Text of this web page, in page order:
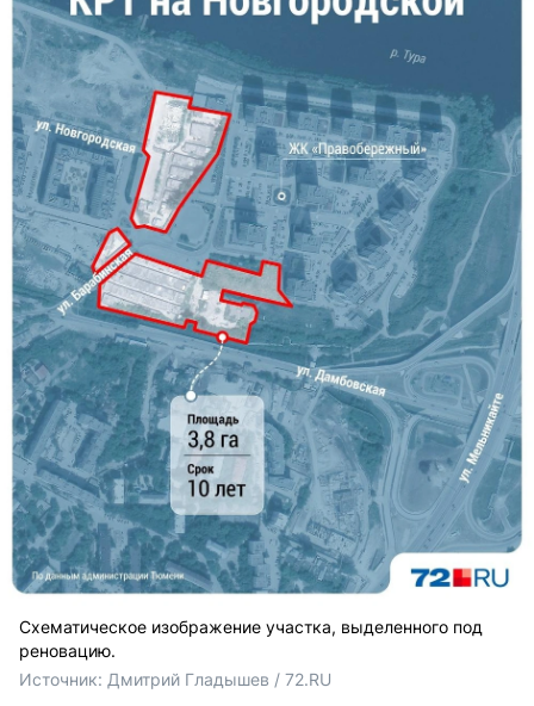
Схематическое изображение участка, выделенного под
реновацию.
Источник: Дмитрий Гладышев / 72.RU